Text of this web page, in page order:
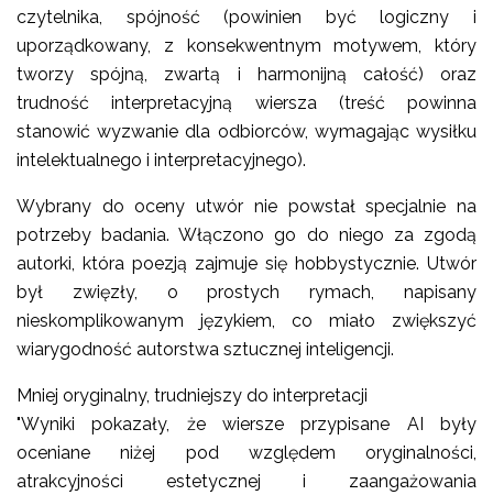
czytelnika, spójność (powinien być logiczny i
uporządkowany, z konsekwentnym motywem, który
tworzy spójną, zwartą i harmonijną całość) oraz
trudność interpretacyjną wiersza (treść powinna
stanowić wyzwanie dla odbiorców, wymagając wysiłku
intelektualnego i interpretacyjnego).
Wybrany do oceny utwór nie powstał specjalnie na
potrzeby badania. Włączono go do niego za zgodą
autorki, która poezją zajmuje się hobbystycznie. Utwór
był zwięzły, o prostych rymach, napisany
nieskomplikowanym językiem, co miało zwiększyć
wiarygodność autorstwa sztucznej inteligencji.
Mniej oryginalny, trudniejszy do interpretacji
"Wyniki pokazały, że wiersze przypisane AI były
oceniane niżej pod względem oryginalności,
atrakcyjności estetycznej i zaangażowania